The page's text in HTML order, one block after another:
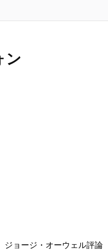
ン
ョージ・オーウェル評論